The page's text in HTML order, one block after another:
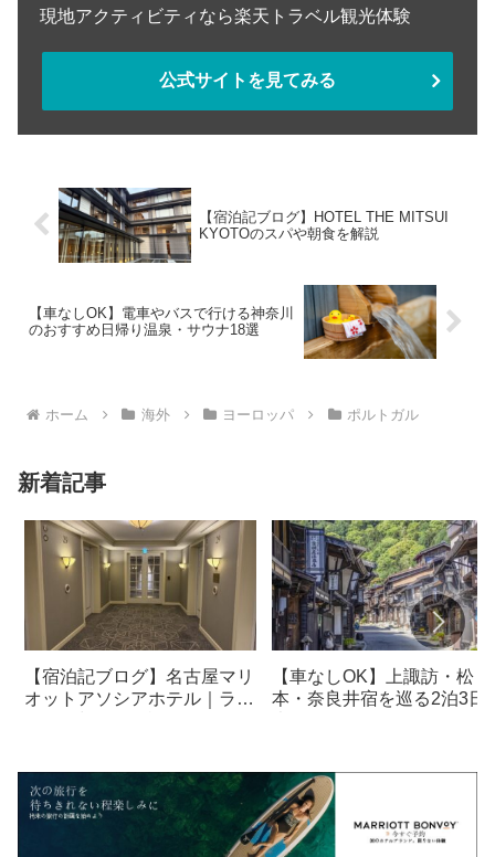
現地アクティビティなら楽天トラベル観光体験
公式サイトを見てみる
【宿泊記ブログ】HOTEL THE MITSUI
KYOTOのスパや朝食を解説
【車なしOK】電車やバスで行ける神奈川
のおすすめ日帰り温泉・サウナ18選
ホーム 海外 ヨーロッパ ポルトガル
新着記事
【宿泊記ブログ】名古屋マリ
オットアソシアホテル｜ラウ
【車なしOK】上諏訪・松
本・奈良井宿を巡る2泊3日